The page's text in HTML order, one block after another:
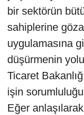
bir sektörün
sahiplerine
uygulamasına
düşürmenin
Ticaret
işin
Eğer